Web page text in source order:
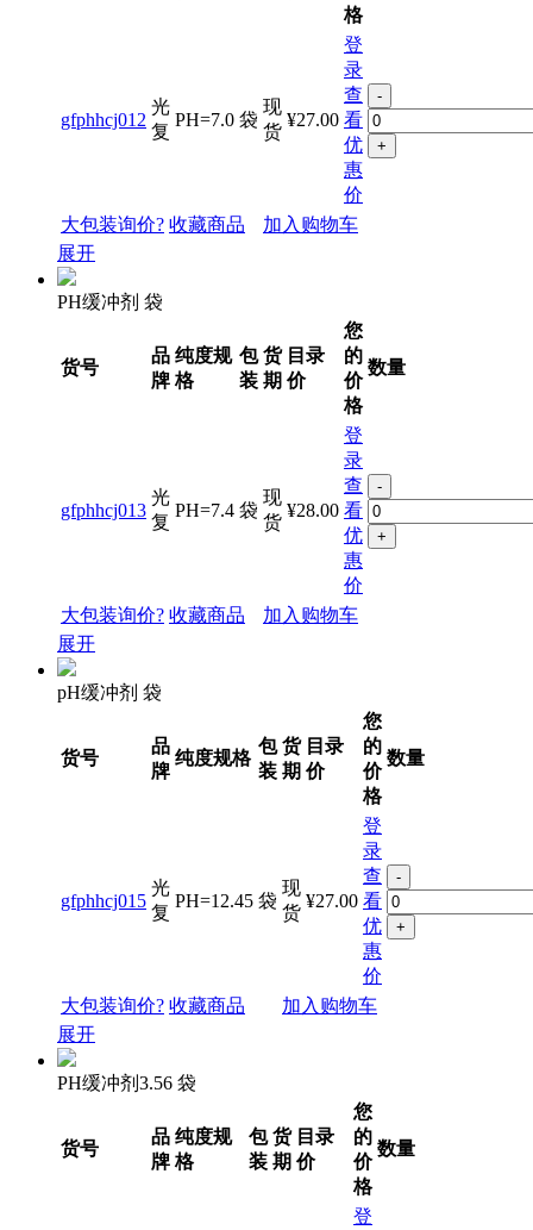
格
gfphhcj012
光
复
PH=7.0 袋
现
货
¥27.00
登
录
查
看
优
惠
价
-
+
大包装询价? 收藏商品
加入购物车
展开
PH缓冲剂 袋
货号
品
牌
纯度规
格
包
装
货
期
目录
价
您
的
价
格
数量
gfphhcj013
光
复
PH=7.4 袋
现
货
¥28.00
登
录
查
看
优
惠
价
-
+
大包装询价? 收藏商品
加入购物车
展开
pH缓冲剂 袋
货号
品
牌
纯度规格
包
装
货
期
目录
价
您
的
价
格
数量
gfphhcj015
光
复
PH=12.45 袋
现
货
¥27.00
登
录
查
看
优
惠
价
-
+
大包装询价? 收藏商品
加入购物车
展开
PH缓冲剂3.56 袋
货号
品
牌
纯度规
格
包
装
货
期
目录
价
您
的
价
格
数量
登